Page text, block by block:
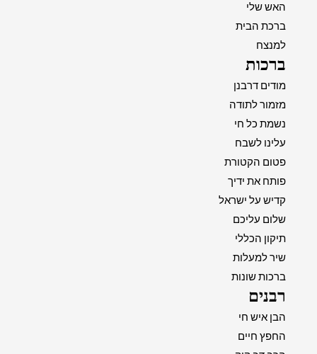
האש שלי
ברכת הבית
למנצח
ברכות
מודים דרבנן
מזמור לתודה
נשמת כל חי
עלינו לשבח
פטום הקטורת
פותח את ידיך
קדיש על ישראל
שלום עליכם
תיקון הכללי
שיר למעלות
ברכות שונות
רבנים
הבן איש חי
החפץ חיים